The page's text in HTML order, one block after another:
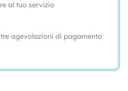
al tuo servizio
agevolazioni di pagamento